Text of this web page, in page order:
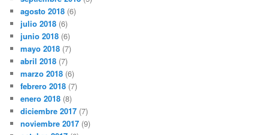
agosto 2018 (6)
julio 2018 (6)
junio 2018 (6)
mayo 2018 (7)
abril 2018 (7)
marzo 2018 (6)
febrero 2018 (7)
enero 2018 (8)
diciembre 2017 (7)
noviembre 2017 (9)